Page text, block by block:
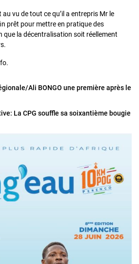
vu de tout ce qu’il a entrepris Mr le
prêt pour mettre en pratique des
que la décentralisation soit réellement
Ali BONGO une première après le
La CPG souffle sa soixantième bougie